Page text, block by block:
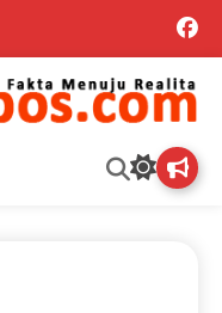
Berita
ragam berita aktual dan
daerah dan ragam berita